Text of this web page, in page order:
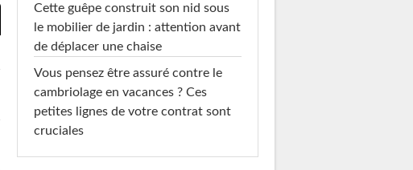
Cette guêpe construit son nid sous
le mobilier de jardin : attention avant
de déplacer une chaise
Vous pensez être assuré contre le
cambriolage en vacances ? Ces
petites lignes de votre contrat sont
cruciales